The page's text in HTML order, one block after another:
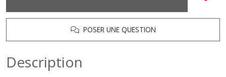
POSER UNE QUESTION
Description